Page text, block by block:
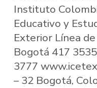
Instituto
Educativo y
Exterior Línea
Bogotá 417
3777
– 32 Bogotá,